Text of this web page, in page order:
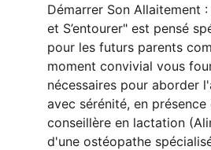
Démarrer Son Allaitement
et S’entourer" est pensé
pour les futurs parents
moment convivial vous
nécessaires pour aborder
avec sérénité, en présence
conseillère en lactation
d'une ostéopathe